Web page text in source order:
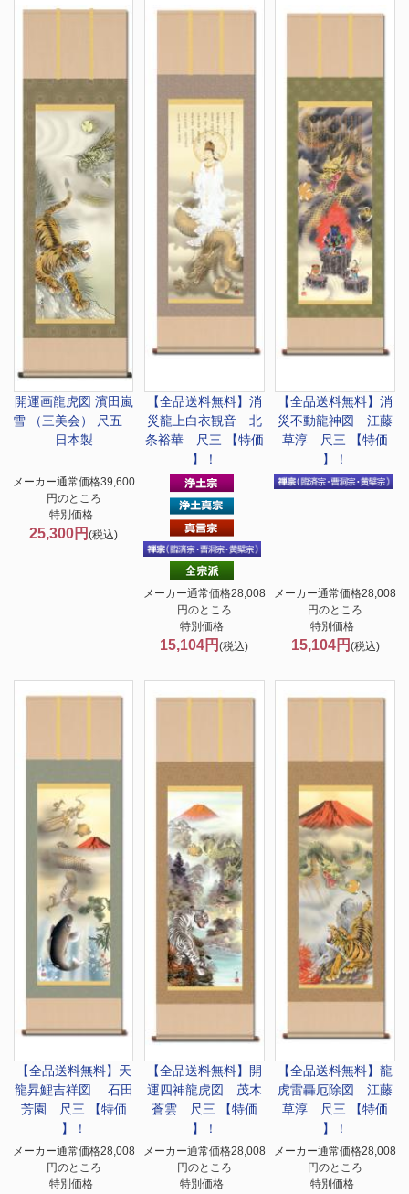
開運画龍虎図 濱田嵐
雪 （三美会） 尺五
日本製
メーカー通常価格39,600
円のところ
特別価格
25,300円(税込)
【全品送料無料】 消
災龍上白衣観音 北
条裕華 尺三 【特価
】！
メーカー通常価格28,008
円のところ
特別価格
15,104円(税込)
【全品送料無料】消
災不動龍神図 江藤
草淳 尺三 【特価
】！
メーカー通常価格28,008
円のところ
特別価格
15,104円 (税込)
【全品送料無料】 天
龍昇鯉吉祥図 石田
芳園 尺三 【特価
】！
メーカー通常価格28,008
円のところ
特別価格
【全品送料無料】 開
運四神龍虎図 茂木
蒼雲 尺三 【特価
】！
メーカー通常価格28,008
円のところ
特別価格
【全品送料無料】龍
虎雷轟厄除図 江藤
草淳 尺三 【特価
】！
メーカー通常価格28,008
円のところ
特別価格